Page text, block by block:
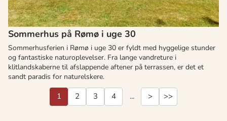
Sommerhus på Rømø i uge 30
Sommerhusferien i Rømø i uge 30 er fyldt med hyggelige stunder
og fantastiske naturoplevelser. Fra lange vandreture i
klitlandskaberne til afslappende aftener på terrassen, er det et
sandt paradis for naturelskere.
1 2 3 4 ... > >>